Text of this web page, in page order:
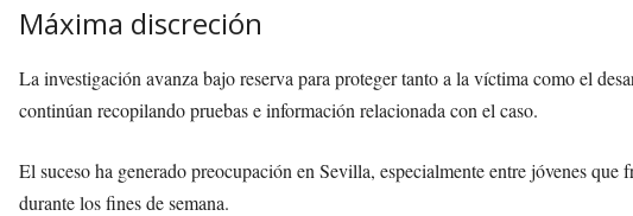
Máxima discreción
La investigación avanza bajo reserva para proteger tanto a la víctima como el
continúan recopilando pruebas e información relacionada con el caso.
El suceso ha generado preocupación en Sevilla, especialmente entre jóvenes
durante los fines de semana.